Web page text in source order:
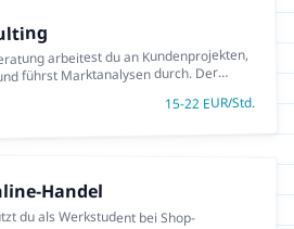
arbeitest du an Kundenprojekten,
führst Marktanalysen durch. Der
Branche neben dem Studium.
15-22EUR/Std.
Handel
du als Werkstudent bei Shop-
Conversion-Optimierung und
Branche mit vielen